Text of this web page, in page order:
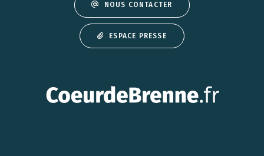
NOUS CONTACTER
ESPACE PRESSE